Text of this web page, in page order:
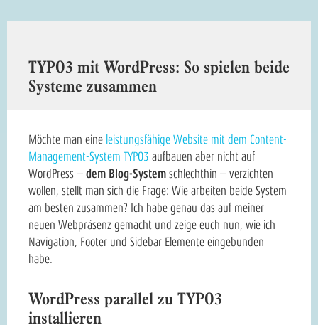
TYPO3 mit WordPress: So spielen beide
Systeme zusammen
Möchte man eine leistungsfähige Website mit dem Content-
Management-System TYPO3 aufbauen aber nicht auf
WordPress – dem Blog-System schlechthin – verzichten
wollen, stellt man sich die Frage: Wie arbeiten beide System
am besten zusammen? Ich habe genau das auf meiner
neuen Webpräsenz gemacht und zeige euch nun, wie ich
Navigation, Footer und Sidebar Elemente eingebunden
habe.
WordPress parallel zu TYPO3
installieren